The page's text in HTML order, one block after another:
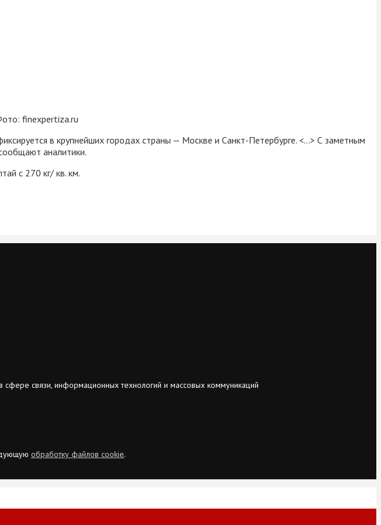
finexpertiza.ru
в крупнейших городах страны — Москве и Санкт-Петербурге. <…> С заметным
аналитики.
с 270 кг/ кв. км.
связи, информационных технологий и массовых коммуникаций
обработку файлов cookie.